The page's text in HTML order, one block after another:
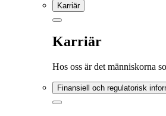
Karriär
Karriär
Hos oss är det människorna
Finansiell och regulatorisk